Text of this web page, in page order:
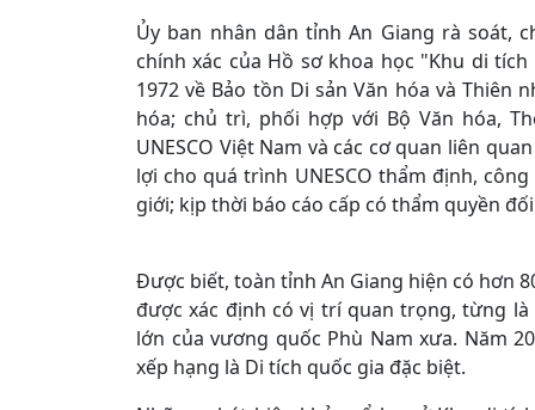
Ủy ban nhân dân tỉnh An Giang rà soát,
chính xác của Hồ sơ khoa học "Khu di
1972 về Bảo tồn Di sản Văn hóa và Thiên
hóa; chủ trì, phối hợp với Bộ Văn hóa,
UNESCO Việt Nam và các cơ quan liên
lợi cho quá trình UNESCO thẩm định,
giới; kịp thời báo cáo cấp có thẩm quyền
Được biết, toàn tỉnh An Giang hiện có hơn
được xác định có vị trí quan trọng, từng
lớn của vương quốc Phù Nam xưa. Năm
xếp hạng là Di tích quốc gia đặc biệt.